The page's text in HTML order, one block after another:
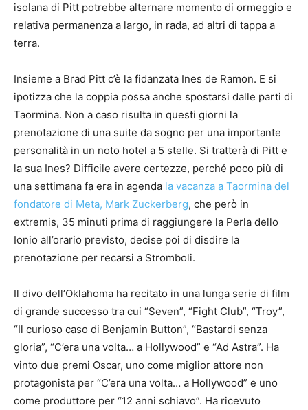
isolana di Pitt potrebbe alternare momento di ormeggio e
relativa permanenza a largo, in rada, ad altri di tappa a
terra.
Insieme a Brad Pitt c’è la fidanzata Ines de Ramon. E si
ipotizza che la coppia possa anche spostarsi dalle parti di
Taormina. Non a caso risulta in questi giorni la
prenotazione di una suite da sogno per una importante
personalità in un noto hotel a 5 stelle. Si tratterà di Pitt e
la sua Ines? Difficile avere certezze, perché poco più di
una settimana fa era in agenda la vacanza a Taormina del
fondatore di Meta, Mark Zuckerberg, che però in
extremis, 35 minuti prima di raggiungere la Perla dello
Ionio all’orario previsto, decise poi di disdire la
prenotazione per recarsi a Stromboli.
Il divo dell’Oklahoma ha recitato in una lunga serie di film
di grande successo tra cui “Seven”, “Fight Club”, “Troy”,
“Il curioso caso di Benjamin Button”, “Bastardi senza
gloria”, “C’era una volta… a Hollywood” e “Ad Astra”. Ha
vinto due premi Oscar, uno come miglior attore non
protagonista per “C’era una volta… a Hollywood” e uno
come produttore per “12 anni schiavo”. Ha ricevuto